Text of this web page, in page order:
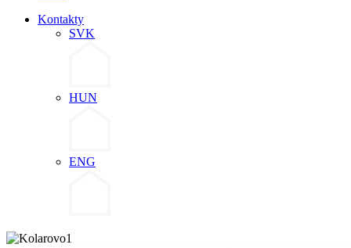
Kontakty
SVK
HUN
ENG